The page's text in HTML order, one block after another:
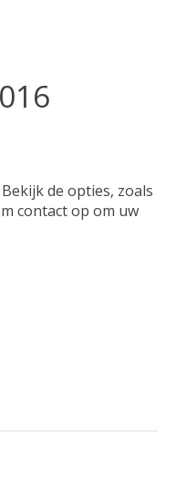
de opties, zoals
contact op om uw